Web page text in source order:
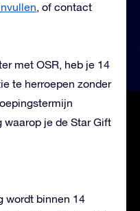
, of contact
met OSR, heb je 14
te herroepen zonder
waarop je de Star Gift
wordt binnen 14